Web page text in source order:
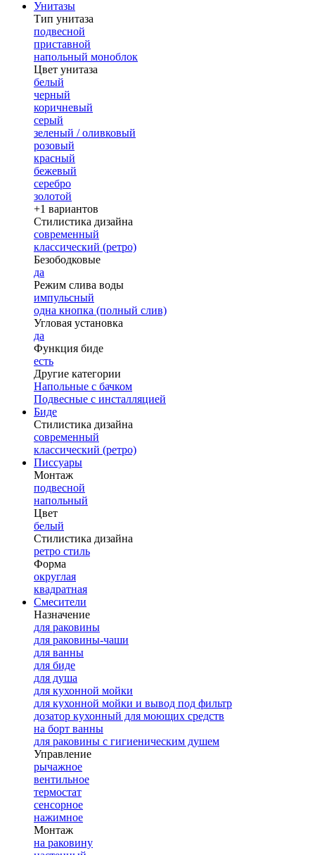
Унитазы
Тип унитаза
подвесной
приставной
напольный моноблок
Цвет унитаза
белый
черный
коричневый
серый
зеленый / оливковый
розовый
красный
бежевый
серебро
золотой
+1 вариантов
Стилистика дизайна
современный
классический (ретро)
Безободковые
да
Режим слива воды
импульсный
одна кнопка (полный слив)
Угловая установка
да
Функция биде
есть
Другие категории
Напольные с бачком
Подвесные с инсталляцией
Биде
Стилистика дизайна
современный
классический (ретро)
Писсуары
Монтаж
подвесной
напольный
Цвет
белый
Стилистика дизайна
ретро стиль
Форма
округлая
квадратная
Смесители
Назначение
для раковины
для раковины-чаши
для ванны
для биде
для душа
для кухонной мойки
для кухонной мойки и вывод под фильтр
дозатор кухонный для моющих средств
на борт ванны
для раковины с гигиеническим душем
Управление
рычажное
вентильное
термостат
сенсорное
нажимное
Монтаж
на раковину